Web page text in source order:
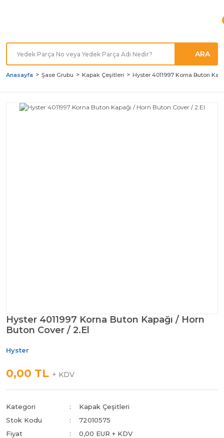
ARA
Anasayfa Şase Grubu Kapak Çeşitleri Hyster 4011997 Korna Buton
Hyster 4011997 Korna Buton Kapağı / Horn
Buton Cover / 2.El
Hyster
0,00 TL + KDV
Kategori
Kapak Çeşitleri
Stok Kodu
72010575
Fiyat
0,00 EUR + KDV